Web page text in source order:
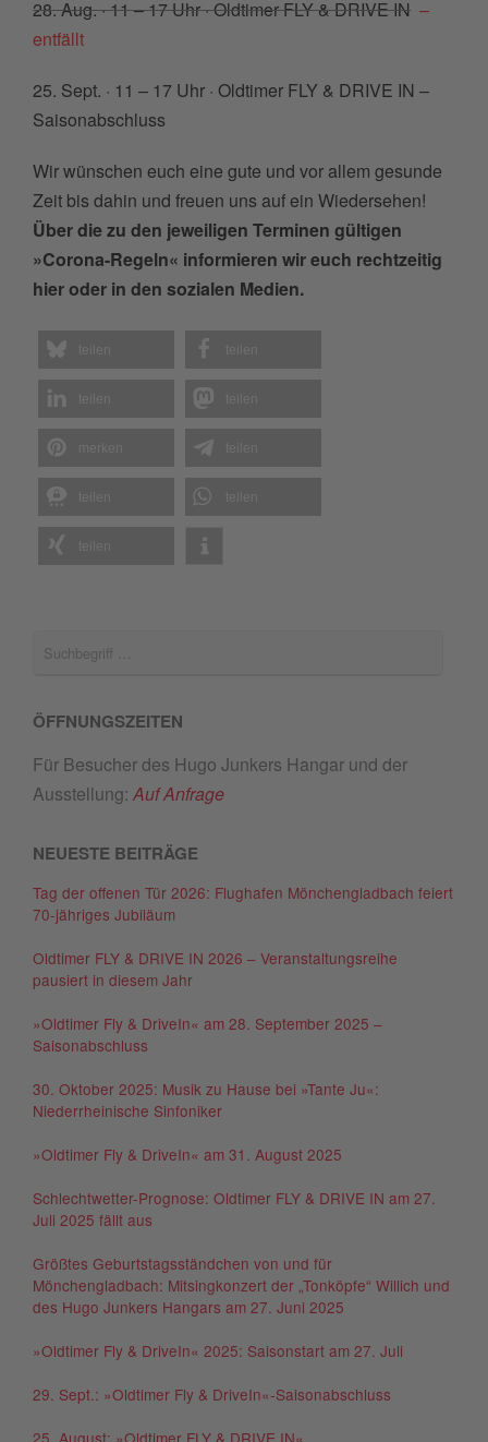
28. Aug. · 11 – 17 Uhr · Oldtimer FLY & DRIVE IN –
entfällt
25. Sept. · 11 – 17 Uhr · Oldtimer FLY & DRIVE IN –
Saisonabschluss
Wir wünschen euch eine gute und vor allem gesunde
Zeit bis dahin und freuen uns auf ein Wiedersehen!
Über die zu den jeweiligen Terminen gültigen
»Corona-Regeln« informieren wir euch rechtzeitig
hier oder in den sozialen Medien.
teilen teilen
teilen teilen
teilen
teilen teilen
teilen
ÖFFNUNGSZEITEN
Für Besucher des Hugo Junkers Hangar und der
Ausstellung:Auf Anfrage
NEUESTE BEITRÄGE
Tag der offenen Tür 2026: Flughafen Mönchengladbach feiert
70-jähriges Jubiläum
Oldtimer FLY & DRIVE IN 2026 – Veranstaltungsreihe
pausiert in diesem Jahr
»Oldtimer Fly & DriveIn« am 28. September 2025 –
Saisonabschluss
30. Oktober 2025: Musik zu Hause bei »Tante Ju«:
Niederrheinische Sinfoniker
»Oldtimer Fly & DriveIn« am 31. August 2025
Schlechtwetter-Prognose: Oldtimer FLY & DRIVE IN am 27.
Juli 2025 fällt aus
Größtes Geburtstagsständchen von und für
Mönchengladbach: Mitsingkonzert der „Tonköpfe“ Willich und
des Hugo Junkers Hangars am 27. Juni 2025
»Oldtimer Fly & DriveIn« 2025: Saisonstart am 27. Juli
29. Sept.: »Oldtimer Fly & DriveIn«-Saisonabschluss
25. August: »Oldtimer FLY & DRIVE IN«